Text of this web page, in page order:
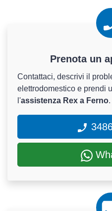
Prenota un
Contattaci, descrivi il
elettrodomestico e prendi
l'assistenza Rex a Ferno.